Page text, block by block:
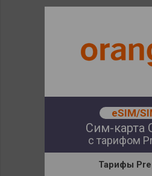
eSIM/
Сим-карта
с тарифом
Тарифы